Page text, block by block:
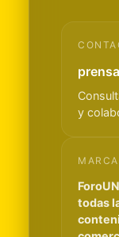
y
MARCA
todas